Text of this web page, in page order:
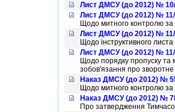
Лист ДМСУ (до 2012) №
Лист ДМСУ (до 2012) № 11/
Щодо митного контролю за
Лист ДМСУ (до 2012) № 11/
Щодо iнструктивного
Лист ДМСУ (до 2012) № 11/
Щодо порядку пропуску та
зобов'язання про
Наказ ДМСУ (до 2012) №
Щодо митного контролю
Наказ ДМСУ (до 2012) №
Про затвердження